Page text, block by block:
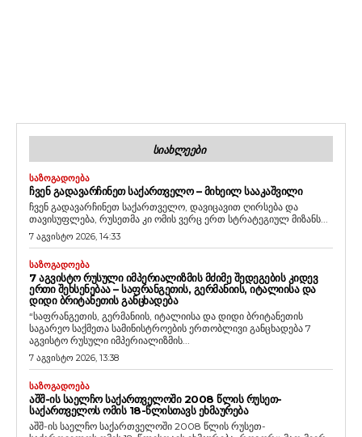
ᲡᲘᲐᲮᲚᲔᲔᲑᲘ
ᲡᲐᲖᲝᲒᲐᲓᲝᲔᲑᲐ
ᲩᲕᲔᲜ ᲒᲐᲓᲐᲕᲐᲠᲩᲘᲜᲔᲗ ᲡᲐᲥᲐᲠᲗᲕᲔᲚᲝ – ᲛᲘᲮᲔᲘᲚ ᲡᲐᲐᲙᲐᲨᲕᲘᲚᲘ
ჩვენ გადავარჩინეთ საქართველო, დავიცავით ღირსება და
თავისუფლება, რუსეთმა კი ომის ვერც ერთ სტრატეგიულ მიზანს...
7 აგვისტო 2026, 14:33
ᲡᲐᲖᲝᲒᲐᲓᲝᲔᲑᲐ
7 ᲐᲒᲕᲘᲡᲢᲝ ᲠᲣᲡᲣᲚᲘ ᲘᲛᲞᲔᲠᲘᲐᲚᲘᲖᲛᲘᲡ ᲛᲫᲘᲛᲔ ᲨᲔᲓᲔᲒᲔᲑᲘᲡ ᲙᲘᲓᲔᲕ
ᲔᲠᲗᲘ ᲨᲔᲮᲡᲔᲜᲔᲑᲐᲐ – ᲡᲐᲤᲠᲐᲜᲒᲔᲗᲘᲡ, ᲒᲔᲠᲛᲐᲜᲘᲘᲡ, ᲘᲢᲐᲚᲘᲘᲡᲐ ᲓᲐ
ᲓᲘᲓᲘ ᲑᲠᲘᲢᲐᲜᲔᲗᲘᲡ ᲒᲐᲜᲪᲮᲐᲓᲔᲑᲐ
“საფრანგეთის, გერმანიის, იტალიისა და დიდი ბრიტანეთის
საგარეო საქმეთა სამინისტროების ერთობლივი განცხადება 7
აგვისტო რუსული იმპერიალიზმის...
7 აგვისტო 2026, 13:38
ᲡᲐᲖᲝᲒᲐᲓᲝᲔᲑᲐ
ᲐᲨᲨ-ᲘᲡ ᲡᲐᲔᲚᲩᲝ ᲡᲐᲥᲐᲠᲗᲕᲔᲚᲝᲨᲘ 2008 ᲬᲚᲘᲡ ᲠᲣᲡᲔᲗ-
ᲡᲐᲥᲐᲠᲗᲕᲔᲚᲝᲡ ᲝᲛᲘᲡ 18-ᲬᲚᲘᲡᲗᲐᲕᲡ ᲔᲮᲛᲐᲣᲠᲔᲑᲐ
აშშ-ის საელჩო საქართველოში 2008 წლის რუსეთ-